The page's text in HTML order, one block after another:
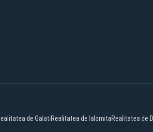
de GalatiRealitatea de IalomitaRealitatea de